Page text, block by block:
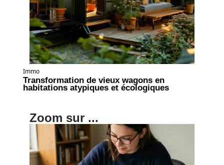
Immo
Transformation de vieux wagons en
habitations atypiques et écologiques
Zoom sur ...